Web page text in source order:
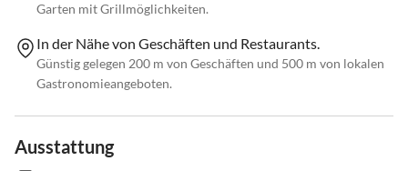
Garten mit Grillmöglichkeiten.
In der Nähe von Geschäften und Restaurants.
Günstig gelegen 200 m von Geschäften und 500 m von lokalen
Gastronomieangeboten.
Ausstattung